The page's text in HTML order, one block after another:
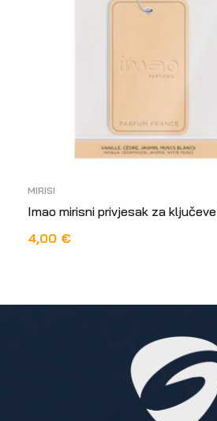
MIRISI
Imao mirisni privjesak za
4,00 €